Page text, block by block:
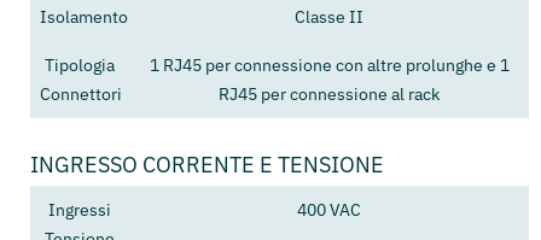
Isolamento Classe II
Tipologia
Connettori
1 RJ45 per connessione con altre prolunghe e 1
RJ45 per connessione al rack
INGRESSO CORRENTE E TENSIONE
Ingressi
400 VAC